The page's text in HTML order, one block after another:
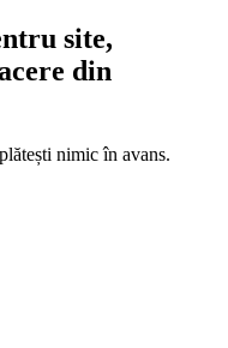
site,
din
nimic în avans.